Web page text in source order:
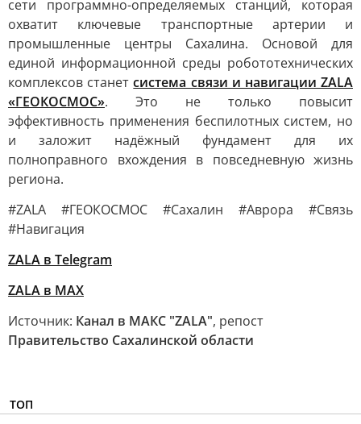
сети программно-определяемых станций, которая
охватит ключевые транспортные артерии и
промышленные центры Сахалина. Основой для
единой информационной среды робототехнических
комплексов станетсистема связи и навигации ZALA
«ГЕОКОСМОС». Это не только повысит
эффективность применения беспилотных систем, но
и заложит надёжный фундамент для их
полноправного вхождения в повседневную жизнь
региона.
#ZALA #ГЕОКОСМОС #Сахалин #Аврора #Связь
#Навигация
ZALA в Telegram
ZALA в МАХ
Источник: Канал в МАКС "ZALA", репост
Правительство Сахалинской области
ТОП